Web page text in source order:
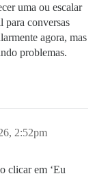
uma ou escalar
para conversas
agora, mas
problemas.
2:52pm
clicar em ‘Eu